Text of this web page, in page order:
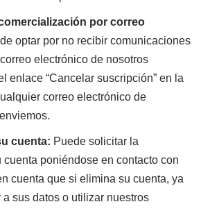
por correo
optar por no recibir comunicaciones
electrónico de nosotros
enlace “Cancelar suscripción” en la
correo electrónico de
cuenta: Puede solicitar la
poniéndose en contacto con
cuenta que si elimina su cuenta, ya
a sus datos o utilizar nuestros